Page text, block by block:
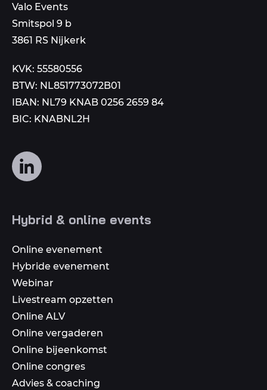
mail
aan
Valo Events
Smitspol 9 b
3861 RS Nijkerk
KVK: 55580556
BTW: NL851773072B01
IBAN: NL79 KNAB 0256 2659 84
BIC: KNABNL2H
Volg
ons
media
Hybrid & online events
Online evenement
Hybride evenement
Webinar
Livestream opzetten
Online ALV
Online vergaderen
Online bijeenkomst
Online congres
Advies & coaching